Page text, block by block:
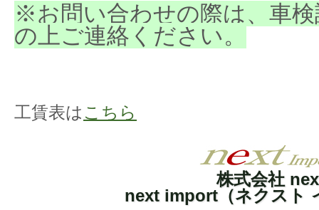
※お問い合わせの際は、車
の上ご連絡ください。
工賃表は こちら
株式会社
next import（ネクスト